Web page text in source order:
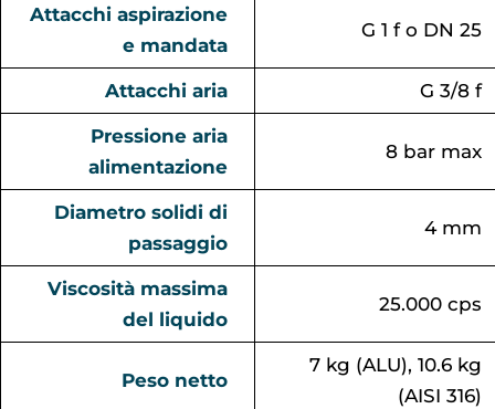
Attacchi aspirazione
e mandata
G 1 f o DN 25
Attacchi aria G 3/8 f
Pressione aria
alimentazione
8 bar max
Diametro solidi di
passaggio
4 mm
Viscosità massima
del liquido
25.000 cps
Peso netto
7 kg (ALU), 10.6 kg
(AISI 316)